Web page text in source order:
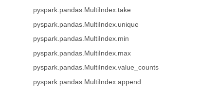
pyspark.pandas.MultiIndex.take
pyspark.pandas.MultiIndex.unique
pyspark.pandas.MultiIndex.min
pyspark.pandas.MultiIndex.max
pyspark.pandas.MultiIndex.value_counts
pyspark.pandas.MultiIndex.append